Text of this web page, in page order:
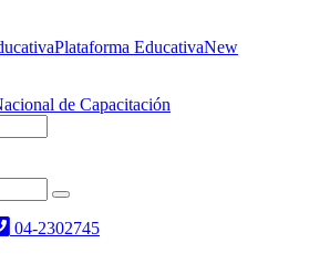
Plataforma EducativaNew
04-2302745